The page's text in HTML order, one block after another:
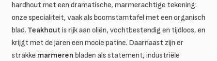
hardhout met een dramatische, marmerachtige tekening:
onze specialiteit, vaak als boomstamtafel met een organisch
blad. Teakhout is rijk aan oliën, vochtbestendig en tijdloos, en
krijgt met de jaren een mooie patine. Daarnaast zijn er
strakke marmeren bladen als statement, industriële